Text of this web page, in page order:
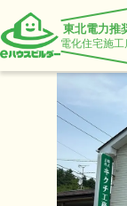
東北電力推
電化住宅施工